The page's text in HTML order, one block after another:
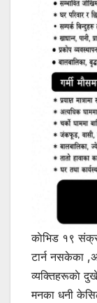
काेभिड १९
टार्न नसकेका
व्यक्तिहरूकाे
मनका धनी